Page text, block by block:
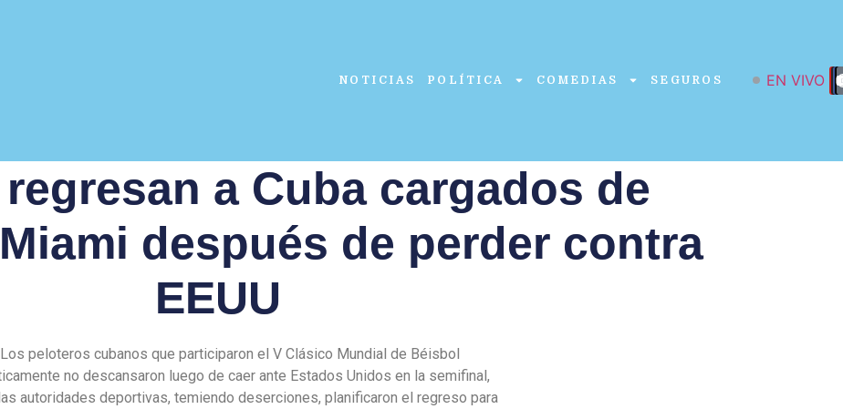
NOTICIAS POLÍTICA COMEDIAS SEGUROS EN VIVO
a Cuba cargados de
después de perder contra
EEUU
Los peloteros cubanos que participaron el V Clásico Mundial de Béisbol
no descansaron luego de caer ante Estados Unidos en la semifinal,
autoridades deportivas, temiendo deserciones, planificaron el regreso para